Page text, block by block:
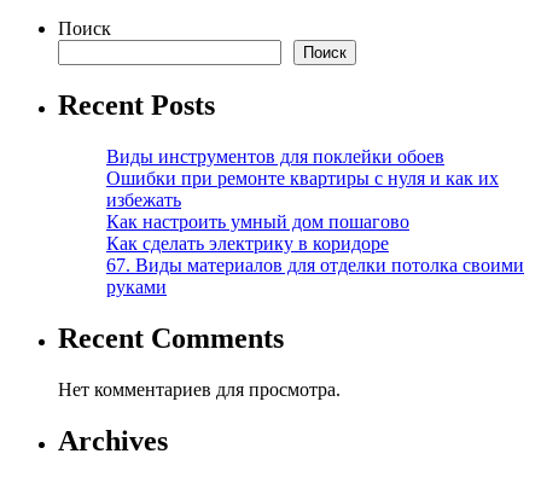
Поиск
Поиск
Recent Posts
Виды инструментов для поклейки обоев
Ошибки при ремонте квартиры с нуля и как их
избежать
Как настроить умный дом пошагово
Как сделать электрику в коридоре
67. Виды материалов для отделки потолка своими
руками
Recent Comments
Нет комментариев для просмотра.
Archives